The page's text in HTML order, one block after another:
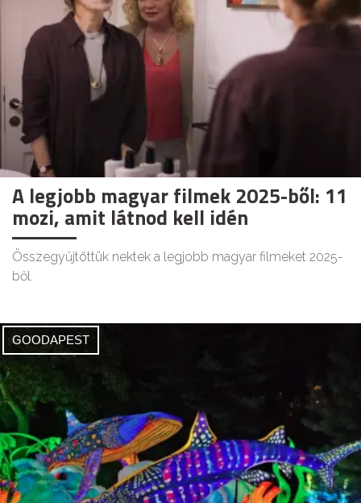
A legjobb magyar filmek 2025-ből: 11
mozi, amit látnod kell idén
Összegyűjtöttük nektek a legjobb magyar filmeket 2025-
ből.
GOODAPEST